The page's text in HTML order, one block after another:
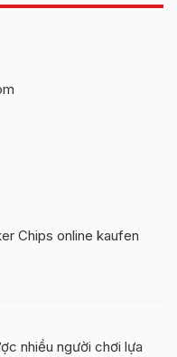
Chips online kaufen
nhiều người chơi lựa